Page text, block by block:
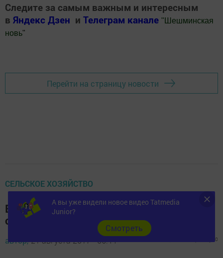
Следите за самым важным и интересным
в Яндекс Дзен и Телеграм канале " Шешминская
новь"
Перейти на страницу новости
СЕЛЬСКОЕ ХОЗЯЙСТВО
В Татарстане построят лесной
селекционно-семеноводческий центр
автор, 21 августа 2017 - 06:44 0
А вы уже видели новое видео Tatmedia
Junior?
Cмотреть